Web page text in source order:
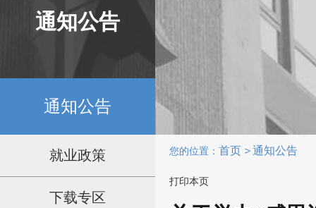
通知公告
通知公告
就业政策
下载专区
您的位置： 首页 通知公告